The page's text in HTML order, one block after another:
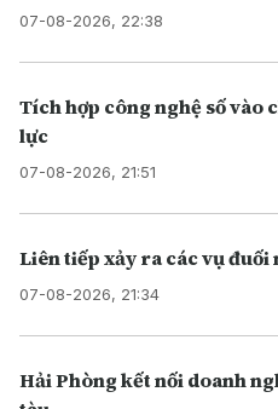
07-08-2026, 22:38
Tích hợp công nghệ số vào
lực
07-08-2026, 21:51
Liên tiếp xảy ra các vụ
07-08-2026, 21:34
Hải Phòng kết nối doanh